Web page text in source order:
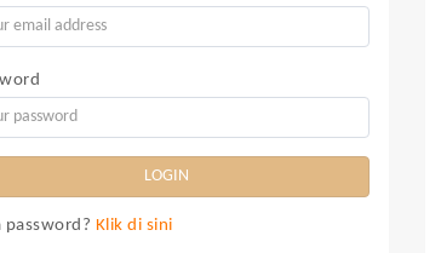
password? Klik di sini